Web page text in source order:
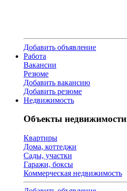
Добавить объявление
Работа
Вакансии
Резюме
Добавить вакансию
Добавить резюме
Недвижимость
Объекты недвижимости
Квартиры
Дома, коттеджи
Сады, участки
Гаражи, боксы
Коммерческая недвижимость